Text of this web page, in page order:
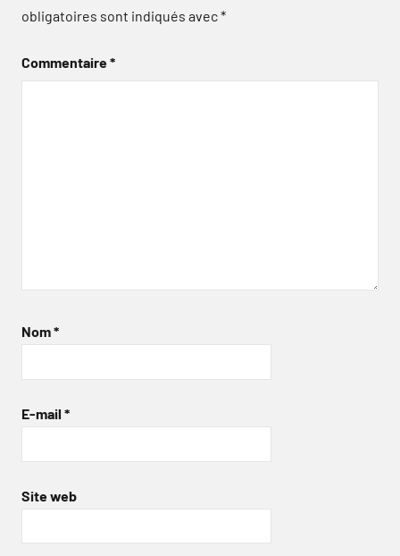
obligatoires sont indiqués avec*
Commentaire*
Nom*
E-mail *
Site web